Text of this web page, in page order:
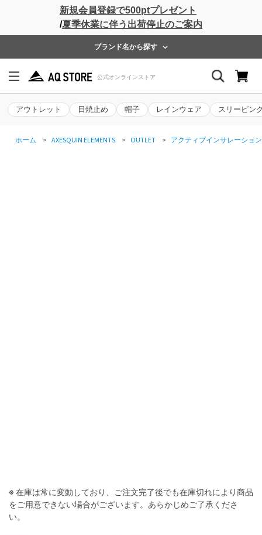
新規会員登録で500ptプレゼント
/夏季休業に伴う出荷停止のご案内
ブランド名から探す
アウトレット 日焼止め 帽子 レインウェア スリーピン
ホーム > AXESQUIN ELEMENTS > OUTLET > アクティブインサレーショ
※ 在庫は常に変動しており、ご注文完了後でも在庫切れにより商品
をご用意できない場合がございます。あらかじめご了承くださ
い。